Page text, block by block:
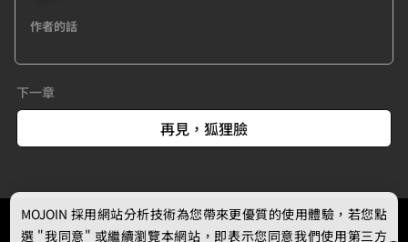
作者的話
下一章
再見，狐狸臉
MOJOIN 採用網站分析技術為您帶來更優質的使用體驗，若您點
選 "我同意" 或繼續瀏覽本網站，即表示您同意我們使用第三方